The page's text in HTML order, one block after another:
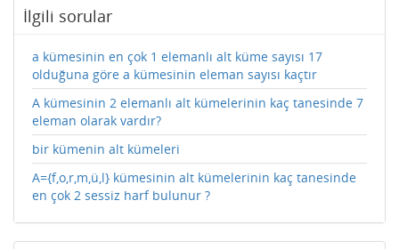
İlgili sorular
a kümesinin en çok 1 elemanlı alt küme sayısı 17
olduğuna göre a kümesinin eleman sayısı kaçtır
A kümesinin 2 elemanlı alt kümelerinin kaç tanesinde 7
eleman olarak vardır?
bir kümenin alt kümeleri
A={f,o,r,m,ü,l} kümesinin alt kümelerinin kaç tanesinde
en çok 2 sessiz harf bulunur ?